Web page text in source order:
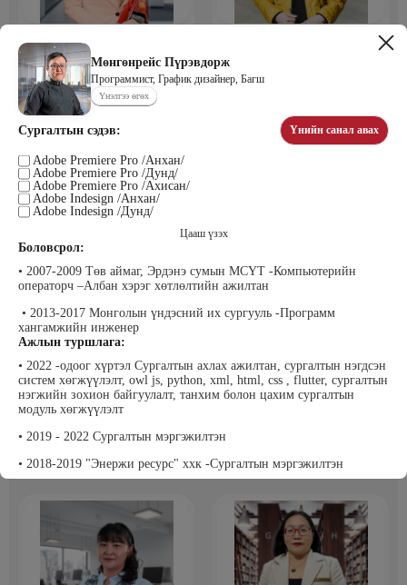
Мөнгөнрейс Пүрэвдорж
Программист, График дизайнер, Багш
Үнэлгээ өгөх
Сургалтын сэдэв: Үнийн санал авах
Adobe Premiere Pro /Анхан/
Adobe Premiere Pro /Дунд/
Adobe Premiere Pro /Ахисан/
Adobe Indesign /Анхан/
Adobe Indesign /Дунд/
Цааш үзэх
Боловсрол:
• 2007-2009 Төв аймаг, Эрдэнэ сумын МСҮТ -Компьютерийн
операторч –Албан хэрэг хөтлөлтийн ажилтан
• 2013-2017 Монголын үндэсний их сургууль -Программ
хангамжийн инженер
Ажлын туршлага:
• 2022 -одоог хүртэл Сургалтын ахлах ажилтан, сургалтын нэгдсэн
систем хөгжүүлэлт, owl js, python, xml, html, css , flutter, сургалтын
нэгжийн зохион байгуулалт, танхим болон цахим сургалтын
модуль хөгжүүлэлт
• 2019 - 2022 Сургалтын мэргэжилтэн
• 2018-2019 "Энержи ресурс" ххк -Сургалтын мэргэжилтэн
технологийн ажилтан, Мэдээлэлзүйн багш, Захиргаа аж ахуйн
Удирдахуйн ухаан менежментийн
академийн захирал
Программист, График дизайнер,
Т Пүрэвхатан
Судалгааны платформ -Үүсгэн
байгуулагч